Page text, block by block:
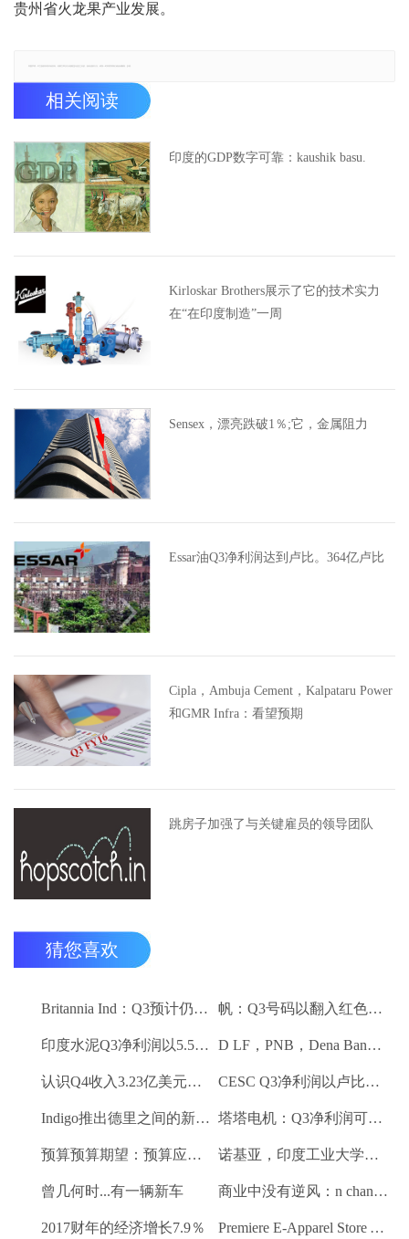
贵州省火龙果产业发展。
相关阅读
印度的GDP数字可靠：kaushik basu.
Kirloskar Brothers展示了它的技术实力
在“在印度制造”一周
Sensex，漂亮跌破1％;它，金属阻力
Essar油Q3净利润达到卢比。364亿卢比
Cipla，Ambuja Cement，Kalpataru Power
和GMR Infra：看望预期
跳房子加强了与关键雇员的领导团队
猜您喜欢
Britannia Ind：Q3预计仍然保持强劲 帆：Q3号码以翻入红色领域
印度水泥Q3净利润以5.5卢比;销量下降10.3％ D LF，PNB，Dena Bank达到52周低
认识Q4收入3.23亿美元VS $ 3.18 BN（QOQ） CESC Q3净利润以卢比。112亿卢比
Indigo推出德里之间的新航班到昌迪加尔和斋浦尔到浦那路线 塔塔电机：Q3净利润可能会落下
预算预算期望：预算应该有一些有利的改革电子商务 诺基亚，印度工业大学研究所 - 马德拉斯促进印度农村的宽带连接
曾几何时...有一辆新车 商业中没有逆风：n chandrasekaran，tcs
2017财年的经济增长7.9％ Premiere E-Apparel Store Yellowfashion.in Forays进入Srilanka